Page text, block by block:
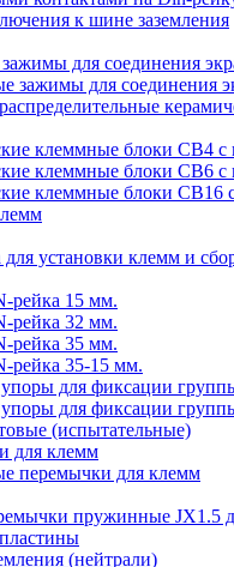
к шине заземления
для соединения
зажимы для соединения
клеммные блоки CB4
клеммные блоки CB6
клеммные блоки
установки клемм и
рейка 15 мм.
рейка 32 мм.
рейка 35 мм.
рейка 35-15 мм.
для фиксации
для фиксации
(испытательные)
для клемм
перемычки для клемм
пружинные JX1.5
(нейтрали)